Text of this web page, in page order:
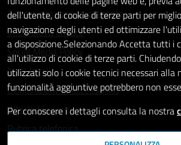
Amministrazione trasparente
Informativa privacy
Social Media Policy
Note legali
Dichiarazione di accessibilità
Whistleblowing
Rubrica telefonica
dell'utente, di cookie di terze parti per
navigazione degli utenti ed ottimizzare
a disposizione.Selezionando Accetta tutti i
all'utilizzo di cookie di terze parti.
utilizzati solo i cookie tecnici necessari alla
funzionalità aggiuntive potrebbero non
Per conoscere i dettagli consulta la nostra